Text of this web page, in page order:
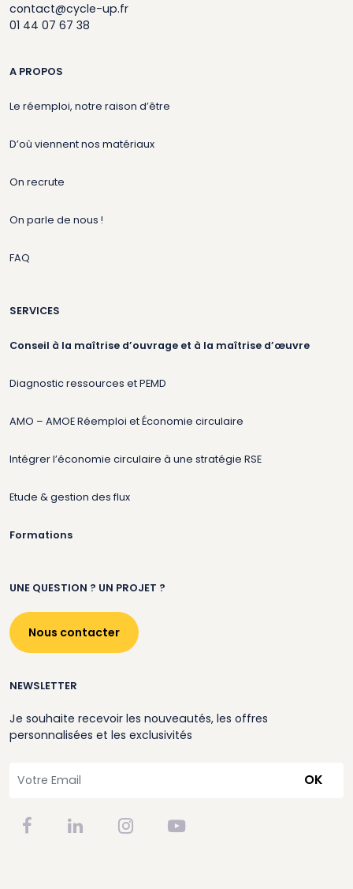
contact@cycle-up.fr
01 44 07 67 38
A PROPOS
Le réemploi, notre raison d’être
D’où viennent nos matériaux
On recrute
On parle de nous !
FAQ
SERVICES
Conseil à la maîtrise d’ouvrage et à la maîtrise d’œuvre
Diagnostic ressources et PEMD
AMO – AMOE Réemploi et Économie circulaire
Intégrer l’économie circulaire à une stratégie RSE
Etude & gestion des flux
Formations
UNE QUESTION ? UN PROJET ?
Nous contacter
NEWSLETTER
Je souhaite recevoir les nouveautés, les offres
personnalisées et les exclusivités
OK